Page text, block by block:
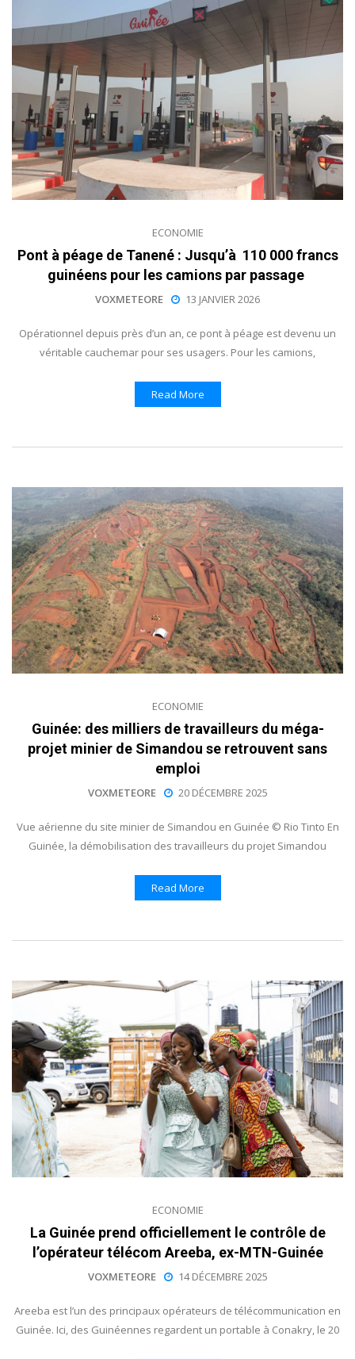
ECONOMIE
Pont à péage de Tanené : Jusqu’à 110 000 francs
guinéens pour les camions par passage
VOXMETEORE 13 JANVIER 2026
Opérationnel depuis près d’un an, ce pont à péage est devenu un
véritable cauchemar pour ses usagers. Pour les camions,
Read More
ECONOMIE
Guinée: des milliers de travailleurs du méga-
projet minier de Simandou se retrouvent sans
emploi
VOXMETEORE 20 DÉCEMBRE 2025
Vue aérienne du site minier de Simandou en Guinée © Rio Tinto En
Guinée, la démobilisation des travailleurs du projet Simandou
Read More
ECONOMIE
La Guinée prend officiellement le contrôle de
l’opérateur télécom Areeba, ex-MTN-Guinée
VOXMETEORE 14 DÉCEMBRE 2025
Areeba est l’un des principaux opérateurs de télécommunication en
Guinée. Ici, des Guinéennes regardent un portable à Conakry, le 20